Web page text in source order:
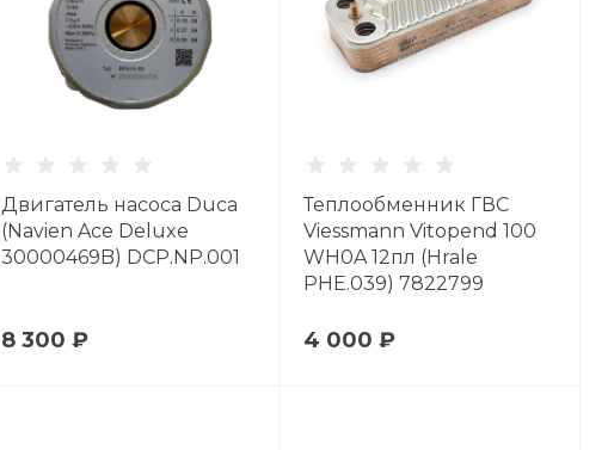
Двигатель насоса Duca
(Navien Ace Deluxe
30000469B) DCP.NP.001
8 300 ₽
Теплообменник ГВС
Viessmann Vitopend 100
WH0A 12пл (Hrale
PHE.039) 7822799
4 000 ₽